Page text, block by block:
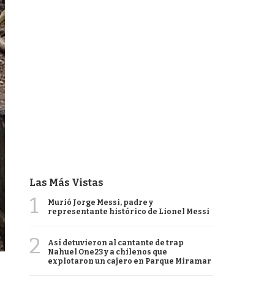
Las Más Vistas
1
Murió Jorge Messi, padre y
representante histórico de Lionel Messi
2
Así detuvieron al cantante de trap
Nahuel One23 y a chilenos que
explotaron un cajero en Parque Miramar